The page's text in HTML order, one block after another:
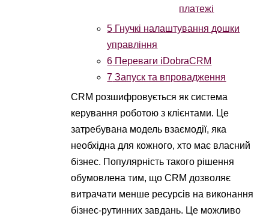
платежі
5 Гнучкі налаштування дошки
управління
6 Переваги iDobraCRM
7 Запуск та впровадження
CRM розшифровується як система
керування роботою з клієнтами. Це
затребувана модель взаємодії, яка
необхідна для кожного, хто має власний
бізнес. Популярність такого рішення
обумовлена тим, що CRM дозволяє
витрачати менше ресурсів на виконання
бізнес-рутинних завдань. Це можливо